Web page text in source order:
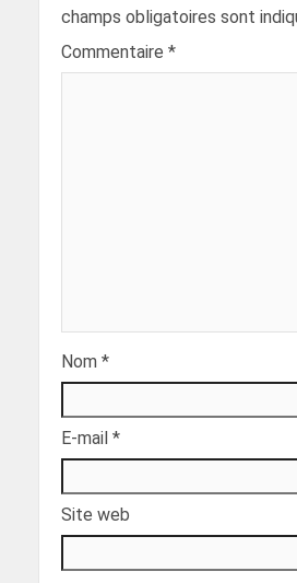
champs obligatoires sont
Commentaire *
Nom *
E-mail *
Site web